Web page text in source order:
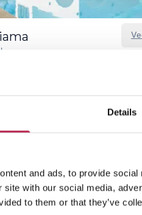
Details
and ads, to provide
site with our social media,
to them or that they’ve
a settimana